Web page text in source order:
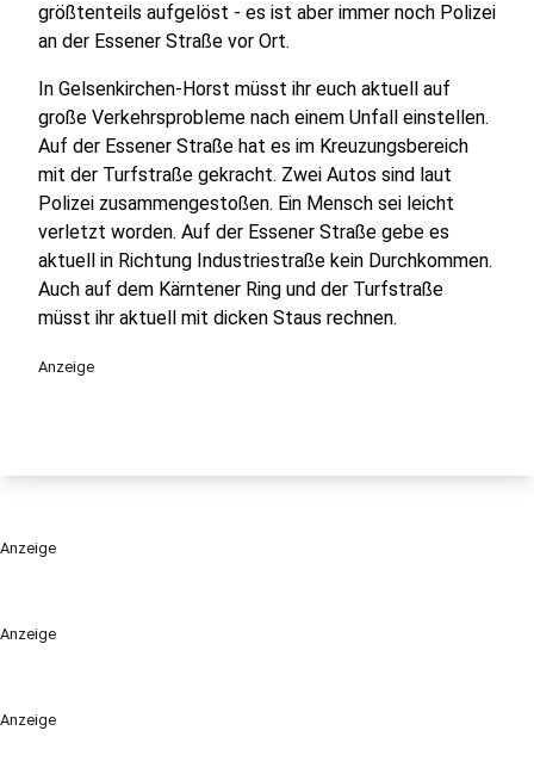
Anzeige
Anzeige
größtenteils aufgelöst - es ist aber immer noch Polizei
an der Essener Straße vor Ort.
In Gelsenkirchen-Horst müsst ihr euch aktuell auf
große Verkehrsprobleme nach einem Unfall einstellen.
Auf der Essener Straße hat es im Kreuzungsbereich
mit der Turfstraße gekracht. Zwei Autos sind laut
Polizei zusammengestoßen. Ein Mensch sei leicht
verletzt worden. Auf der Essener Straße gebe es
aktuell in Richtung Industriestraße kein Durchkommen.
Auch auf dem Kärntener Ring und der Turfstraße
müsst ihr aktuell mit dicken Staus rechnen.
Anzeige
Anzeige